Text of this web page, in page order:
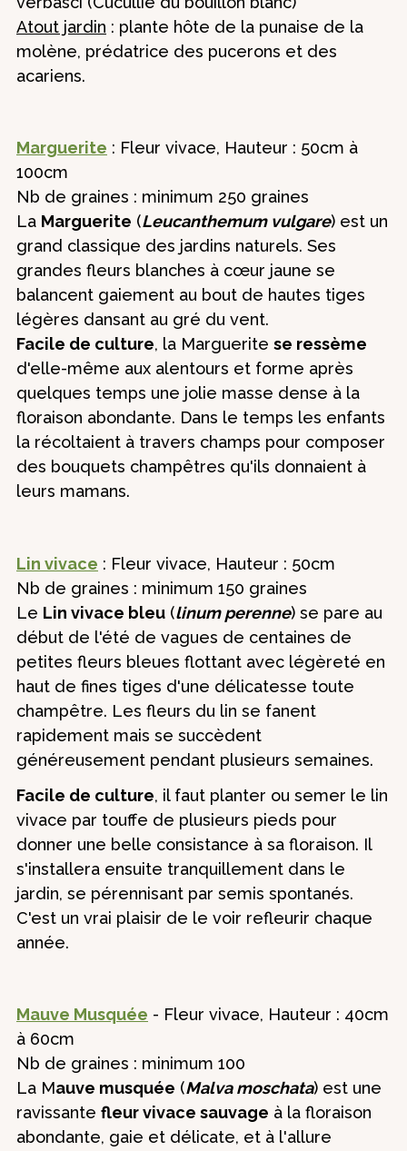
Atout jardin : plante hôte de la punaise de la
molène, prédatrice des pucerons et des
acariens.
Marguerite : Fleur vivace, Hauteur : 50cm à
100cm
Nb de graines : minimum 250 graines
La Marguerite (Leucanthemum vulgare) est un
grand classique des jardins naturels. Ses
grandes fleurs blanches à cœur jaune se
balancent gaiement au bout de hautes tiges
légères dansant au gré du vent.
Facile de culture, la Marguerite se ressème
d'elle-même aux alentours et forme après
quelques temps une jolie masse dense à la
floraison abondante. Dans le temps les enfants
la récoltaient à travers champs pour composer
des bouquets champêtres qu'ils donnaient à
leurs mamans.
Lin vivace : Fleur vivace, Hauteur : 50cm
Nb de graines : minimum 150 graines
Le Lin vivace bleu (linum perenne) se pare au
début de l'été de vagues de centaines de
petites fleurs bleues flottant avec légèreté en
haut de fines tiges d'une délicatesse toute
champêtre. Les fleurs du lin se fanent
rapidement mais se succèdent
généreusement pendant plusieurs semaines.
Facile de culture, il faut planter ou semer le lin
vivace par touffe de plusieurs pieds pour
donner une belle consistance à sa floraison. Il
s'installera ensuite tranquillement dans le
jardin, se pérennisant par semis spontanés.
C'est un vrai plaisir de le voir refleurir chaque
année.
Mauve Musquée - Fleur vivace, Hauteur : 40cm
à 60cm
Nb de graines : minimum 100
La Mauve musquée (Malva moschata) est une
ravissante fleur vivace sauvage à la floraison
abondante, gaie et délicate, et à l'allure